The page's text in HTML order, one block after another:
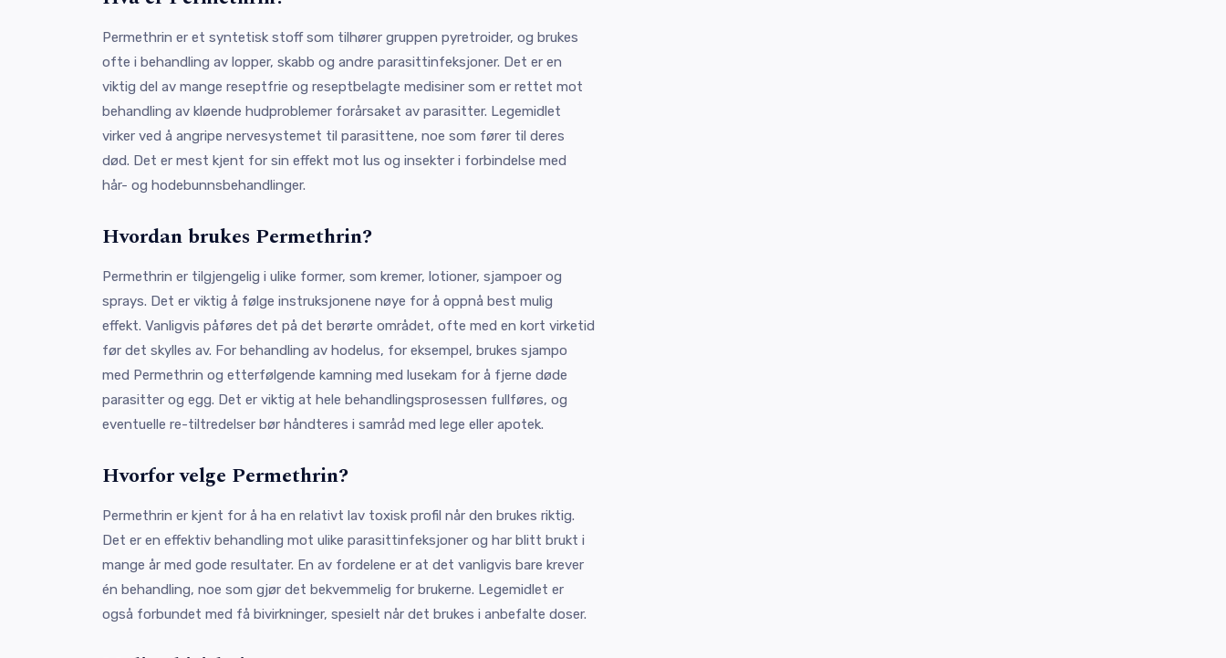
Permethrin er et syntetisk stoff som tilhører gruppen pyretroider, og brukes
ofte i behandling av lopper, skabb og andre parasittinfeksjoner. Det er en
viktig del av mange reseptfrie og reseptbelagte medisiner som er rettet mot
behandling av kløende hudproblemer forårsaket av parasitter. Legemidlet
virker ved å angripe nervesystemet til parasittene, noe som fører til deres
død. Det er mest kjent for sin effekt mot lus og insekter i forbindelse med
hår- og hodebunnsbehandlinger.
Hvordan brukes Permethrin?
Permethrin er tilgjengelig i ulike former, som kremer, lotioner, sjampoer og
sprays. Det er viktig å følge instruksjonene nøye for å oppnå best mulig
effekt. Vanligvis påføres det på det berørte området, ofte med en kort virketid
før det skylles av. For behandling av hodelus, for eksempel, brukes sjampo
med Permethrin og etterfølgende kamning med lusekam for å fjerne døde
parasitter og egg. Det er viktig at hele behandlingsprosessen fullføres, og
eventuelle re-tiltredelser bør håndteres i samråd med lege eller apotek.
Hvorfor velge Permethrin?
Permethrin er kjent for å ha en relativt lav toxisk profil når den brukes riktig.
Det er en effektiv behandling mot ulike parasittinfeksjoner og har blitt brukt i
mange år med gode resultater. En av fordelene er at det vanligvis bare krever
én behandling, noe som gjør det bekvemmelig for brukerne. Legemidlet er
også forbundet med få bivirkninger, spesielt når det brukes i anbefalte doser.